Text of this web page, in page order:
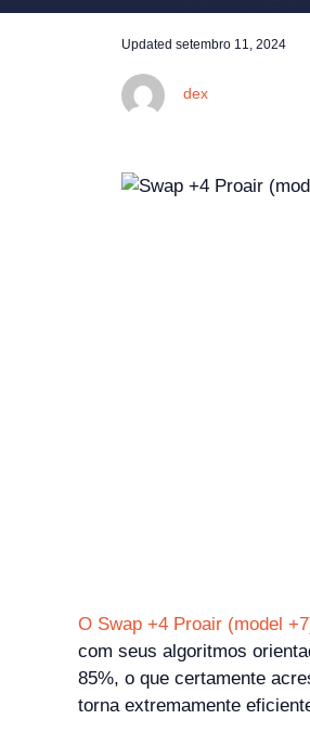
Updated setembro 11, 2024
dex
O Swap +4 Proair (model
com seus algoritmos
85%, o que certamente
torna extremamente